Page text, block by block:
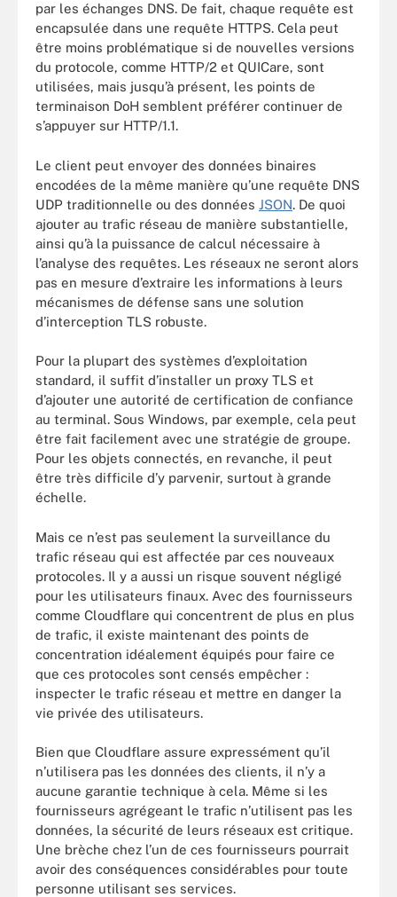
par les échanges DNS. De fait, chaque requête est
encapsulée dans une requête HTTPS. Cela peut
être moins problématique si de nouvelles versions
du protocole, comme HTTP/2 et QUICare, sont
utilisées, mais jusqu’à présent, les points de
terminaison DoH semblent préférer continuer de
s’appuyer sur HTTP/1.1.
Le client peut envoyer des données binaires
encodées de la même manière qu’une requête DNS
UDP traditionnelle ou des données JSON. De quoi
ajouter au trafic réseau de manière substantielle,
ainsi qu’à la puissance de calcul nécessaire à
l’analyse des requêtes. Les réseaux ne seront alors
pas en mesure d’extraire les informations à leurs
mécanismes de défense sans une solution
d’interception TLS robuste.
Pour la plupart des systèmes d’exploitation
standard, il suffit d’installer un proxy TLS et
d’ajouter une autorité de certification de confiance
au terminal. Sous Windows, par exemple, cela peut
être fait facilement avec une stratégie de groupe.
Pour les objets connectés, en revanche, il peut
être très difficile d’y parvenir, surtout à grande
échelle.
Mais ce n’est pas seulement la surveillance du
trafic réseau qui est affectée par ces nouveaux
protocoles. Il y a aussi un risque souvent négligé
pour les utilisateurs finaux. Avec des fournisseurs
comme Cloudflare qui concentrent de plus en plus
de trafic, il existe maintenant des points de
concentration idéalement équipés pour faire ce
que ces protocoles sont censés empêcher :
inspecter le trafic réseau et mettre en danger la
vie privée des utilisateurs.
Bien que Cloudflare assure expressément qu’il
n’utilisera pas les données des clients, il n’y a
aucune garantie technique à cela. Même si les
fournisseurs agrégeant le trafic n’utilisent pas les
données, la sécurité de leurs réseaux est critique.
Une brèche chez l’un de ces fournisseurs pourrait
avoir des conséquences considérables pour toute
personne utilisant ses services.